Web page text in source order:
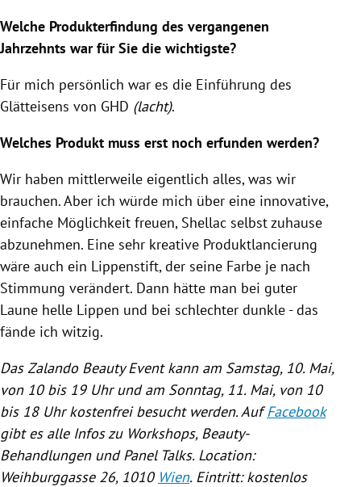
Welche Produkterfindung des vergangenen
Jahrzehnts war für Sie die wichtigste?
Für mich persönlich war es die Einführung des
Glätteisens von GHD (lacht).
Welches Produkt muss erst noch erfunden werden?
Wir haben mittlerweile eigentlich alles, was wir
brauchen. Aber ich würde mich über eine innovative,
einfache Möglichkeit freuen, Shellac selbst zuhause
abzunehmen. Eine sehr kreative Produktlancierung
wäre auch ein Lippenstift, der seine Farbe je nach
Stimmung verändert. Dann hätte man bei guter
Laune helle Lippen und bei schlechter dunkle - das
fände ich witzig.
DasZalandoBeauty Event kann am Samstag, 10. Mai,
von 10 bis 19 Uhr und am Sonntag, 11. Mai, von 10
bis 18 Uhr kostenfrei besucht werden. AufFacebook
gibt es alle Infos zu Workshops, Beauty-
Behandlungen und Panel Talks. Location:
Weihburggasse 26, 1010 Wien. Eintritt: kostenlos